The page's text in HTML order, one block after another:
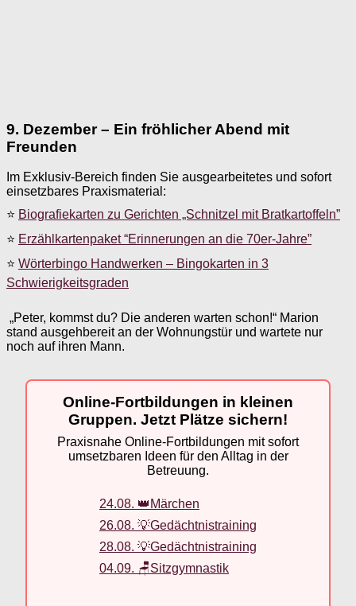
9. Dezember – Ein fröhlicher Abend mit
Freunden
Im Exklusiv-Bereich finden Sie ausgearbeitetes und sofort
einsetzbares Praxismaterial:
⭐ Biografiekarten zu Gerichten „Schnitzel mit Bratkartoffeln”
⭐ Erzählkartenpaket “Erinnerungen an die 70er-Jahre”
⭐ Wörterbingo Handwerken – Bingokarten in 3
Schwierigkeitsgraden
„Peter, kommst du? Die anderen warten schon!“ Marion
stand ausgehbereit an der Wohnungstür und wartete nur
noch auf ihren Mann.
Online-Fortbildungen in kleinen
Gruppen. Jetzt Plätze sichern!
Praxisnahe Online-Fortbildungen mit sofort
umsetzbaren Ideen für den Alltag in der
Betreuung.
24.08. 👑Märchen
26.08. 💡Gedächtnistraining
28.08. 💡Gedächtnistraining
04.09. 🪑Sitzgymnastik